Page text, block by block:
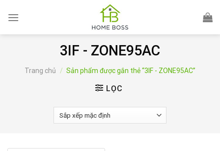
3IF - ZONE95AC
Trang chủ / Sản phẩm được gắn thẻ “3IF - ZONE95AC”
LỌC